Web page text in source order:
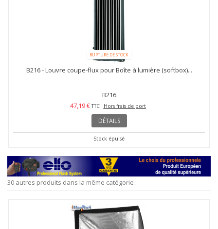
RUPTURE DE STOCK
B216 - Louvre coupe-flux pour Boîte à lumière (softbox)...
B216
47,19 € TTC Hors frais de port
DÉTAILS
Stock épuisé
30 autres produits dans la même catégorie :